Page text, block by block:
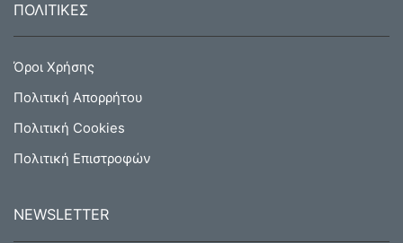
ΠΟΛΙΤΙΚΕΣ
Όροι Χρήσης
Πολιτική Απορρήτου
Πολιτική Cookies
Πολιτική Επιστροφών
NEWSLETTER